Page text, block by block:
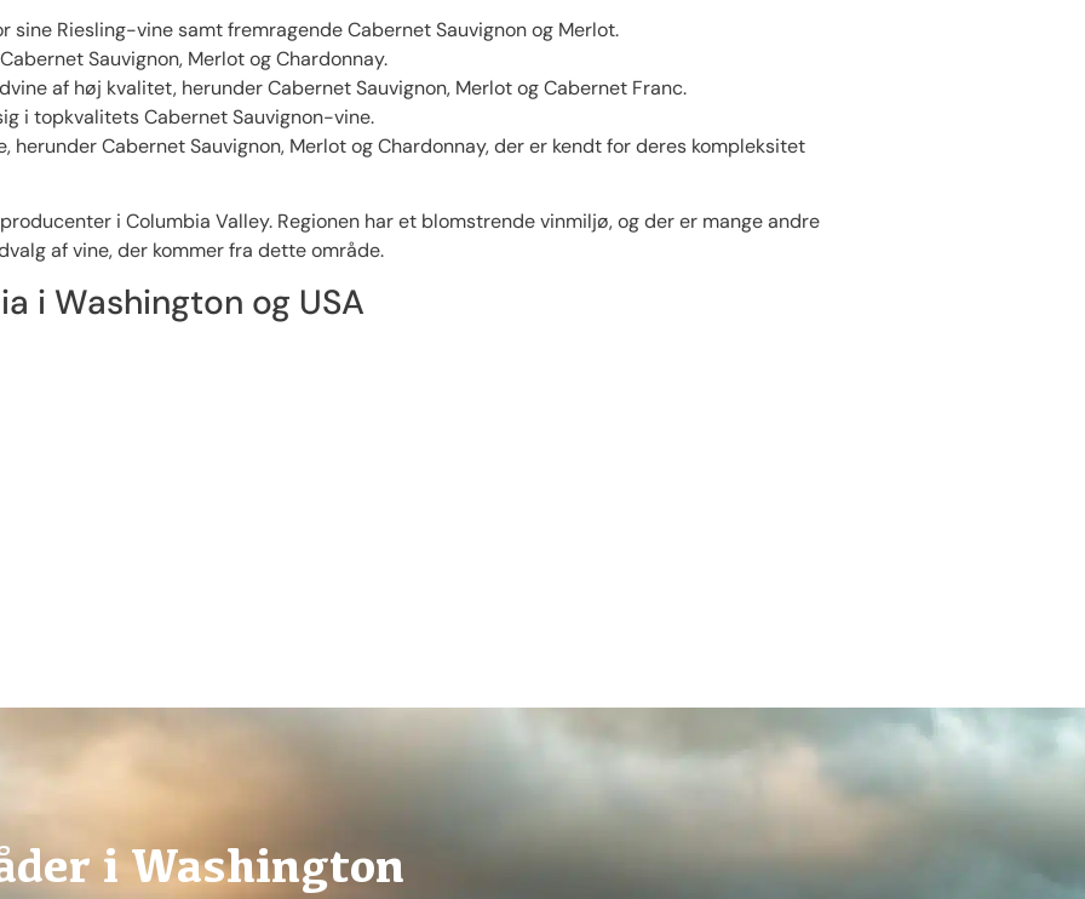
Riesling-vine samt fremragende Cabernet Sauvignon og Merlot.
Sauvignon, Merlot og Chardonnay.
af høj kvalitet, herunder Cabernet Sauvignon, Merlot og Cabernet Franc.
i topkvalitets Cabernet Sauvignon-vine.
Cabernet Sauvignon, Merlot og Chardonnay, der er kendt for deres kompleksitet
i Columbia Valley. Regionen har et blomstrende vinmiljø, og der er mange andre
af vine, der kommer fra dette område.
i Washington og USA
i Washington